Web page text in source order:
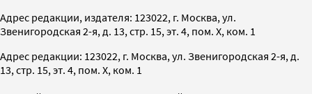
Адрес редакции, издателя: 123022, г. Москва, ул.
Звенигородская 2-я, д. 13, стр. 15, эт. 4, пом. X, ком. 1
Адрес редакции: 123022, г. Москва, ул. Звенигородская 2-я, д.
13, стр. 15, эт. 4, пом. X, ком. 1